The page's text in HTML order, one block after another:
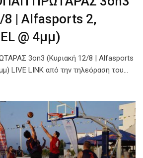
8 | Alfasports 2,
@ 4μμ)
3on3 (Κυριακή 12/8 | Alfasports
LIVE LINK από την τηλεόραση του…